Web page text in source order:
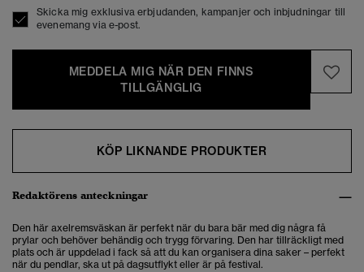
Skicka mig exklusiva erbjudanden, kampanjer och inbjudningar till
evenemang via e-post.
MEDDELA MIG NÄR DEN FINNS
TILLGÄNGLIG
KÖP LIKNANDE PRODUKTER
Redaktörens anteckningar
Den här axelremsväskan är perfekt när du bara bär med dig några få
prylar och behöver behändig och trygg förvaring. Den har tillräckligt med
plats och är uppdelad i fack så att du kan organisera dina saker – perfekt
när du pendlar, ska ut på dagsutflykt eller är på festival.